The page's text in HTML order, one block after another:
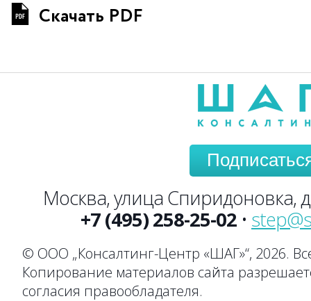
Скачать PDF
Москва, улица Спиридоновка,
+7 (495) 258-25-02 •
© ООО „Консалтинг-Центр «ШАГ»“, 2026.
Копирование материалов сайта
согласия правообладателя.